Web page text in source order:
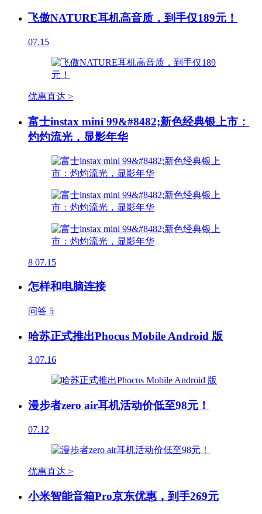
飞傲NATURE耳机高音质，到手仅189元！
07.15
优惠直达 >
富士instax mini 99&#8482;新色经典银上市：
灼灼流光，显影年华
8 07.15
怎样和电脑连接
问答 5
哈苏正式推出Phocus Mobile Android 版
3 07.16
漫步者zero air耳机活动价低至98元！
07.12
优惠直达 >
小米智能音箱Pro京东优惠，到手269元